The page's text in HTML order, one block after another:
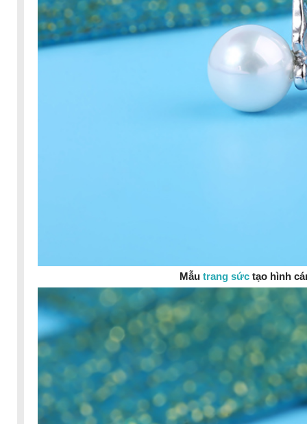
Mẫu trang sứctạo hình